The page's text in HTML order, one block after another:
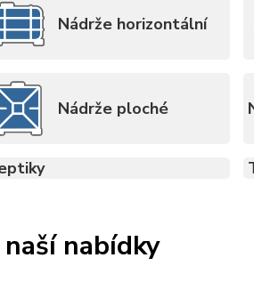
Nádrže horizontální
Nádrže ploché
naší nabídky